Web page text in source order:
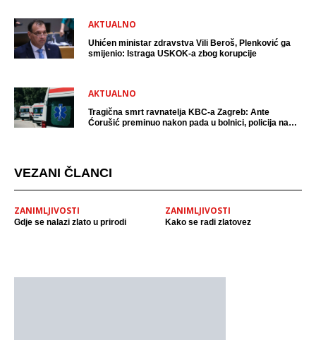
AKTUALNO
Uhićen ministar zdravstva Vili Beroš, Plenković ga
smijenio: Istraga USKOK-a zbog korupcije
AKTUALNO
Tragična smrt ravnatelja KBC-a Zagreb: Ante
Ćorušić preminuo nakon pada u bolnici, policija na
VEZANI ČLANCI
ZANIMLJIVOSTI
Gdje se nalazi zlato u prirodi
ZANIMLJIVOSTI
Kako se radi zlatovez